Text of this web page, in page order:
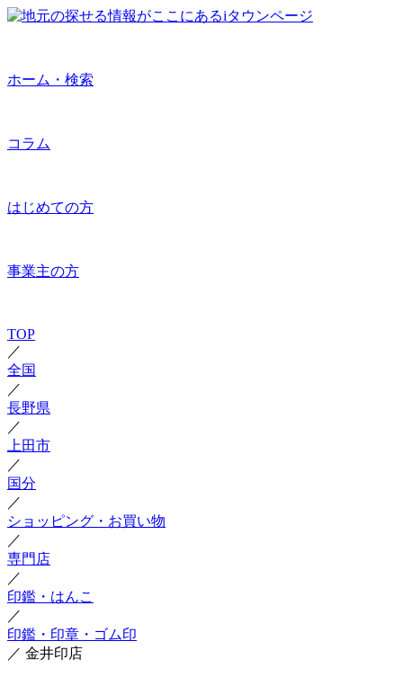
ホーム・検索
コラム
はじめての方
事業主の方
TOP
／
全国
／
長野県
／
上田市
／
国分
／
ショッピング・お買い物
／
専門店
／
印鑑・はんこ
／
印鑑・印章・ゴム印
／ 金井印店